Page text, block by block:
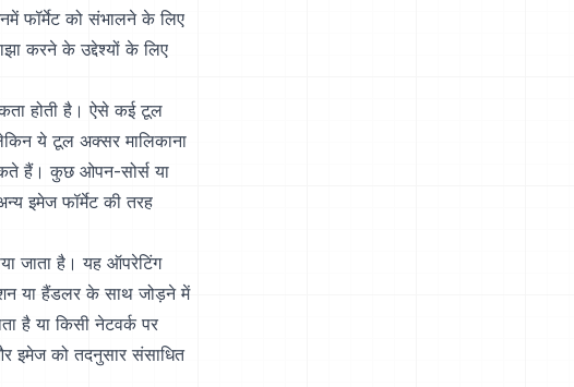
फॉर्मेट को संभालने के लिए
करने के उद्देश्यों के लिए
होती है। ऐसे कई टूल
ये टूल अक्सर मालिकाना
सकते हैं। कुछ ओपन-सोर्स या
इमेज फॉर्मेट की तरह
जाता है। यह ऑपरेटिंग
या हैंडलर के साथ जोड़ने में
है या किसी नेटवर्क पर
इमेज को तदनुसार संसाधित